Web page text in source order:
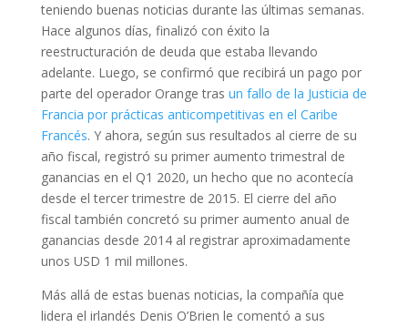
teniendo buenas noticias durante las últimas semanas.
Hace algunos días, finalizó con éxito la
reestructuración de deuda que estaba llevando
adelante. Luego, se confirmó que recibirá un pago por
parte del operador Orange tras un fallo de la Justicia de
Francia por prácticas anticompetitivas en el Caribe
Francés. Y ahora, según sus resultados al cierre de su
año fiscal, registró su primer aumento trimestral de
ganancias en el Q1 2020, un hecho que no acontecía
desde el tercer trimestre de 2015. El cierre del año
fiscal también concretó su primer aumento anual de
ganancias desde 2014 al registrar aproximadamente
unos USD 1 mil millones.
Más allá de estas buenas noticias, la compañía que
lidera el irlandés Denis O’Brien le comentó a sus